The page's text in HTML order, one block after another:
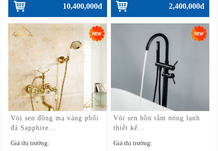
10,400,000đ 2,400,000đ
Vòi sen đồng mạ vàng phối
đá Sapphire...
Giá thị trường:
Vòi sen bồn tắm nóng lạnh
thiết kế...
Giá thị trường: